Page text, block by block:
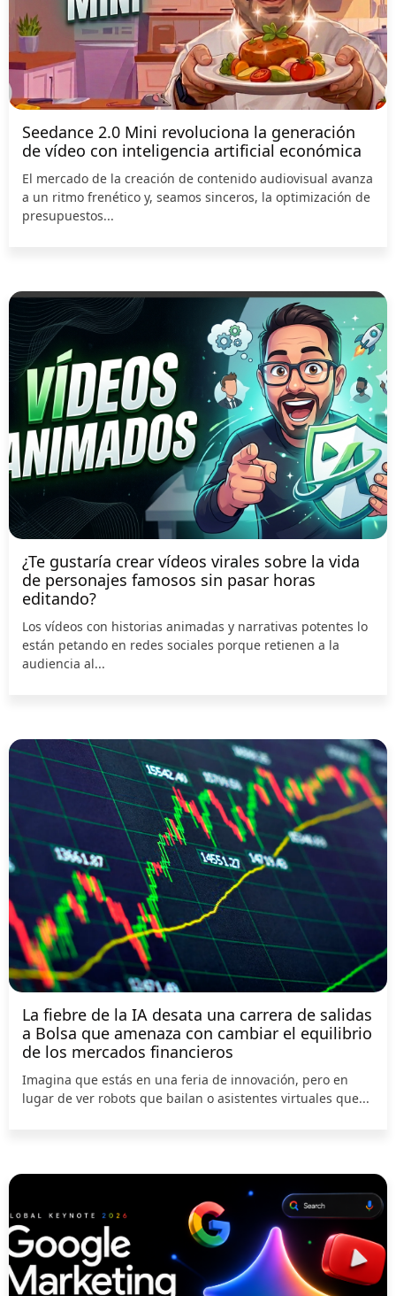
Seedance 2.0 Mini revoluciona la generación
de vídeo con inteligencia artificial económica
El mercado de la creación de contenido audiovisual avanza
a un ritmo frenético y, seamos sinceros, la optimización de
presupuestos...
¿Te gustaría crear vídeos virales sobre la vida
de personajes famosos sin pasar horas
editando?
Los vídeos con historias animadas y narrativas potentes lo
están petando en redes sociales porque retienen a la
audiencia al...
La fiebre de la IA desata una carrera de salidas
a Bolsa que amenaza con cambiar el equilibrio
de los mercados financieros
Imagina que estás en una feria de innovación, pero en
lugar de ver robots que bailan o asistentes virtuales que...